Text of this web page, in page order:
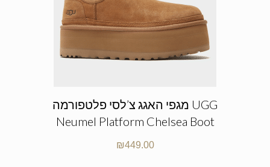
מגפי האגג צ’לסי פלטפורמה UGG
Neumel Platform Chelsea Boot
₪449.00